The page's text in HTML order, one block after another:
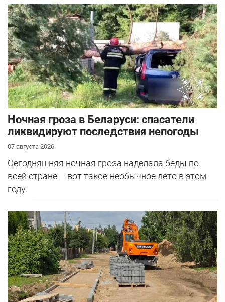
Ночная гроза в Беларуси: спасатели
ликвидируют последствия непогоды
07 августа 2026
Сегодняшняя ночная гроза наделала беды по
всей стране – вот такое необычное лето в этом
году.